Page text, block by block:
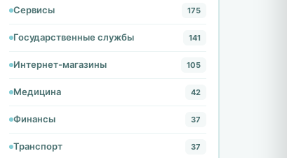
Сервисы 175
Государственные службы 141
Интернет-магазины 105
Медицина 42
Финансы 37
Транспорт 37